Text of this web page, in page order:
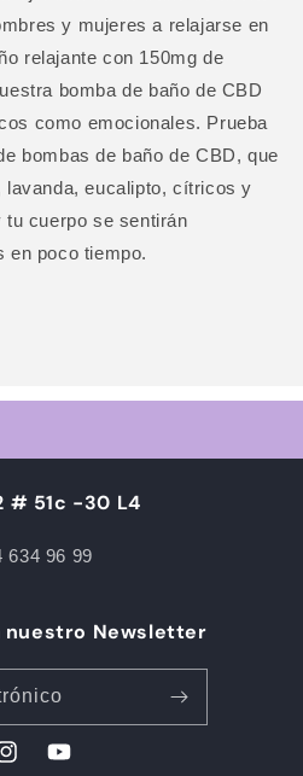
y mujeres a relajarse en
relajante con 150mg de
bomba de baño de CBD
como emocionales. Prueba
bombas de baño de CBD, que
lavanda, eucalipto, cítricos y
cuerpo se sentirán
en poco tiempo.
# 51c -30 L4
634 96 99
nuestro Newsletter
YouTube